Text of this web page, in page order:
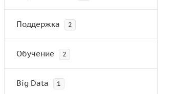
Поддержка 2
Обучение 2
Big Data 1